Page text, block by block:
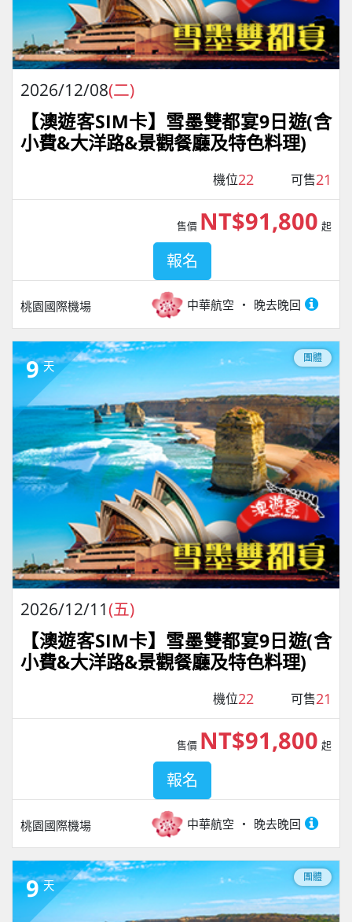
2026/12/08(二)
【澳遊客SIM卡】雪墨雙都宴9日遊(含
小費&大洋路&景觀餐廳及特色料理)
機位22 可售21
桃園國際機場 中華航空 晚去晚回
售價 NT$91,800 起
報名
9 天
團體
2026/12/11(五)
【澳遊客SIM卡】雪墨雙都宴9日遊(含
小費&大洋路&景觀餐廳及特色料理)
機位22 可售21
桃園國際機場 中華航空 晚去晚回
售價 NT$91,800 起
報名
9 天
團體